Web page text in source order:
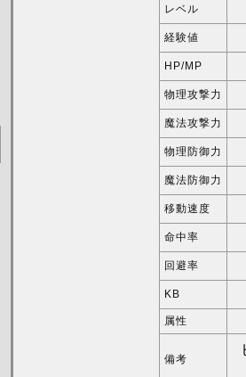
レベル
経験値
HP/MP
物理攻撃力
魔法攻撃力
物理防御力
魔法防御力
移動速度
命中率
回避率
KB
属性
備考